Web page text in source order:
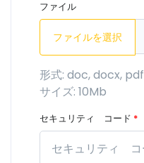
ファイル
ファイルを選択
形式: doc, docx, pdf
サイズ: 10Mb
セキュリティ コード *